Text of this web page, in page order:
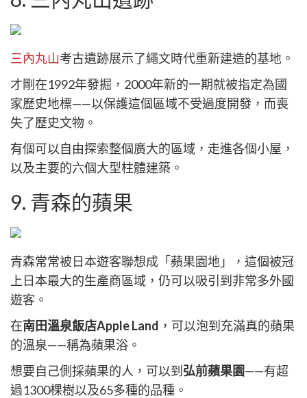
三內丸山考古遺跡展示了繩文時代重新建造的基地。
才剛在1992年發掘，2000年新的一期就被指定為國
家歷史地標——以保護這個區域不受過度開發，而喪
失了歷史文物。
有個可以自由探索整個廣大的區域，走進各個小屋，
以及主要的六個大型柱體建築。
9. 青森的蘋果
青森常常被日本遊客聯想成「蘋果園地」，這個被冠
上日本最大的生產商區域，仍可以吸引到非常多外國
遊客。
在南田溫泉飯店Apple Land ，可以泡到充滿真的蘋果
的溫泉——稱為蘋果浴。
想要自己側採蘋果的人，可以到 弘前蘋果園——有超
過1300棵樹以及65多種的品種。